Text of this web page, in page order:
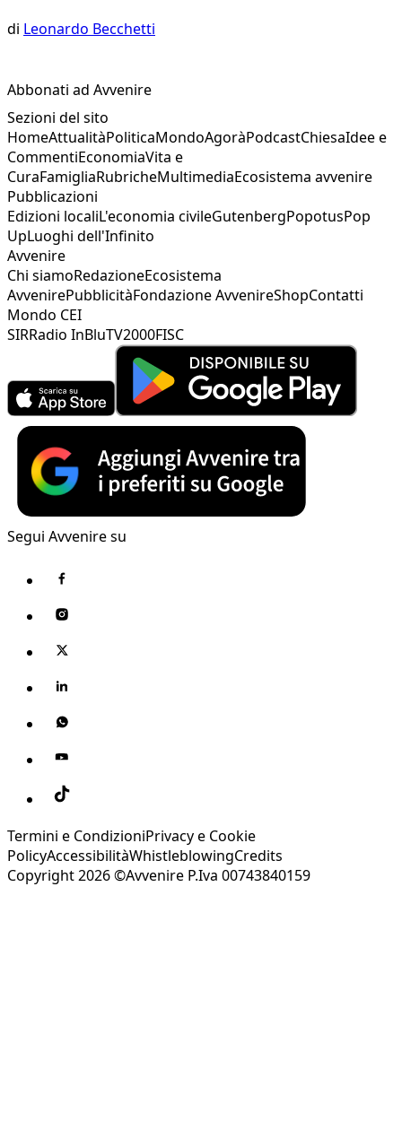
di Leonardo Becchetti
Abbonati ad Avvenire
Sezioni del sito
HomeAttualitàPoliticaMondoAgoràPodcastChiesaIdee e
CommentiEconomiaVita e
CuraFamigliaRubricheMultimediaEcosistema avvenire
Pubblicazioni
Edizioni localiL'economia civileGutenbergPopotusPop
UpLuoghi dell'Infinito
Avvenire
Chi siamoRedazioneEcosistema
AvvenirePubblicitàFondazione AvvenireShopContatti
Mondo CEI
SIRRadio InBluTV2000FISC
Segui Avvenire su
Termini e CondizioniPrivacy e Cookie
PolicyAccessibilitàWhistleblowingCredits
Copyright 2026 ©Avvenire P.Iva 00743840159